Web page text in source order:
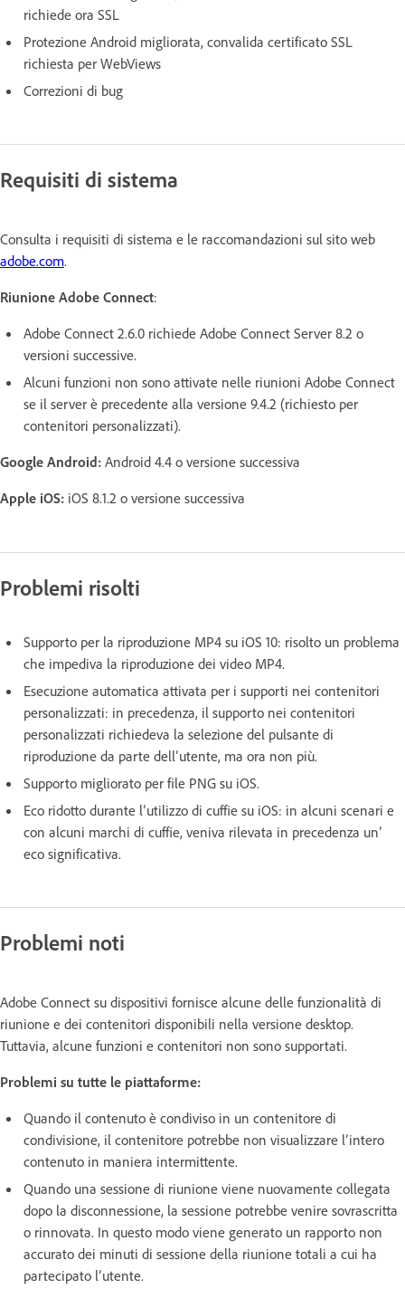
richiede ora SSL
Protezione Android migliorata, convalida certificato SSL
richiesta per WebViews
Correzioni di bug
Requisiti di sistema
Consulta i requisiti di sistema e le raccomandazioni sul sito web
adobe.com.
Riunione Adobe Connect:
Adobe Connect 2.6.0 richiede Adobe Connect Server 8.2 o
versioni successive.
Alcuni funzioni non sono attivate nelle riunioni Adobe Connect
se il server è precedente alla versione 9.4.2 (richiesto per
contenitori personalizzati).
Google Android: Android 4.4 o versione successiva
Apple iOS: iOS 8.1.2 o versione successiva
Problemi risolti
Supporto per la riproduzione MP4 su iOS 10: risolto un problema
che impediva la riproduzione dei video MP4.
Esecuzione automatica attivata per i supporti nei contenitori
personalizzati: in precedenza, il supporto nei contenitori
personalizzati richiedeva la selezione del pulsante di
riproduzione da parte dell’utente, ma ora non più.
Supporto migliorato per file PNG su iOS.
Eco ridotto durante l’utilizzo di cuffie su iOS: in alcuni scenari e
con alcuni marchi di cuffie, veniva rilevata in precedenza un’
eco significativa.
Problemi noti
Adobe Connect su dispositivi fornisce alcune delle funzionalità di
riunione e dei contenitori disponibili nella versione desktop.
Tuttavia, alcune funzioni e contenitori non sono supportati.
Problemi su tutte le piattaforme:
Quando il contenuto è condiviso in un contenitore di
condivisione, il contenitore potrebbe non visualizzare l’intero
contenuto in maniera intermittente.
Quando una sessione di riunione viene nuovamente collegata
dopo la disconnessione, la sessione potrebbe venire sovrascritta
o rinnovata. In questo modo viene generato un rapporto non
accurato dei minuti di sessione della riunione totali a cui ha
partecipato l’utente.